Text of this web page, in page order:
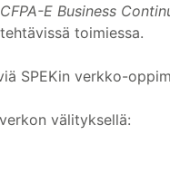
CFPA-E Business
toimiessa.
SPEKin verkko-
välityksellä: